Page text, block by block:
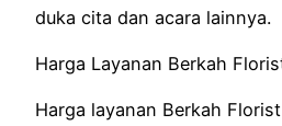
duka cita dan acara lainnya.
Harga Layanan Berkah
Harga layanan Berkah